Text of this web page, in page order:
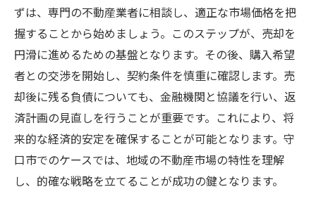
ずは、専門の不動産業者に相談し、適正な市場価格を把
握することから始めましょう。このステップが、売却を
円滑に進めるための基盤となります。その後、購入希望
者との交渉を開始し、契約条件を慎重に確認します。売
却後に残る負債についても、金融機関と協議を行い、返
済計画の見直しを行うことが重要です。これにより、将
来的な経済的安定を確保することが可能となります。守
口市でのケースでは、地域の不動産市場の特性を理解
し、的確な戦略を立てることが成功の鍵となります。